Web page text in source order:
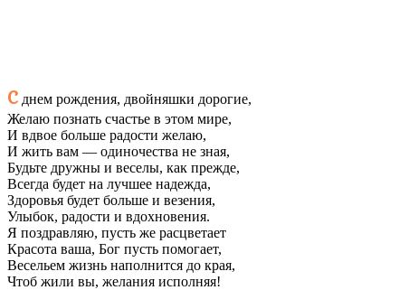
С днем рождения, двойняшки дорогие,
Желаю познать счастье в этом мире,
И вдвое больше радости желаю,
И жить вам — одиночества не зная,
Будьте дружны и веселы, как прежде,
Всегда будет на лучшее надежда,
Здоровья будет больше и везения,
Улыбок, радости и вдохновения.
Я поздравляю, пусть же расцветает
Красота ваша, Бог пусть помогает,
Весельем жизнь наполнится до края,
Чтоб жили вы, желания исполняя!